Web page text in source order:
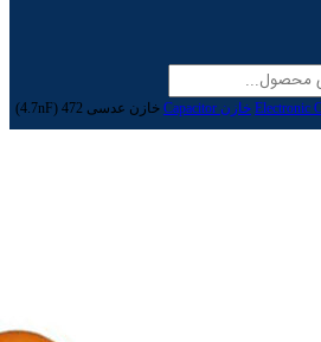
خازن Capacitor خازن عدسی 472 (4.7nF)